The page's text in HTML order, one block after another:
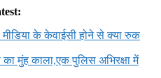
के केवाईसी होने से क्या रुक
मुंह काला,एक पुलिस अभिरक्षा में